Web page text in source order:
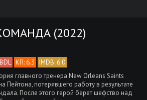
(2022)
КП: 6.3 IMDB: 6.0
главного тренера New Orleans Saints
Пейтона, потерявшего работу в результате
После этого герой берет шефство над